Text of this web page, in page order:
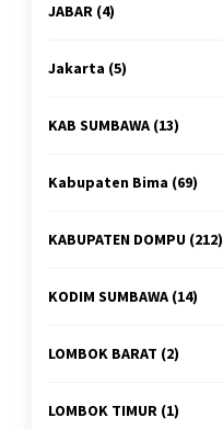
JABAR (4)
Jakarta (5)
KAB SUMBAWA (13)
Kabupaten Bima (69)
KABUPATEN DOMPU (212)
KODIM SUMBAWA (14)
LOMBOK BARAT (2)
LOMBOK TIMUR (1)